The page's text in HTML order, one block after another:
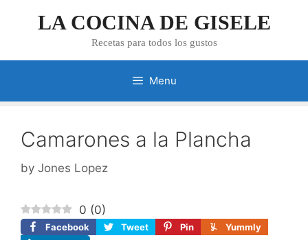
LA COCINA DE GISELE
Recetas para todos los gustos
Menu
Camarones a la Plancha
by Jones Lopez
0 (0)
Facebook Tweet Pin
Yummly